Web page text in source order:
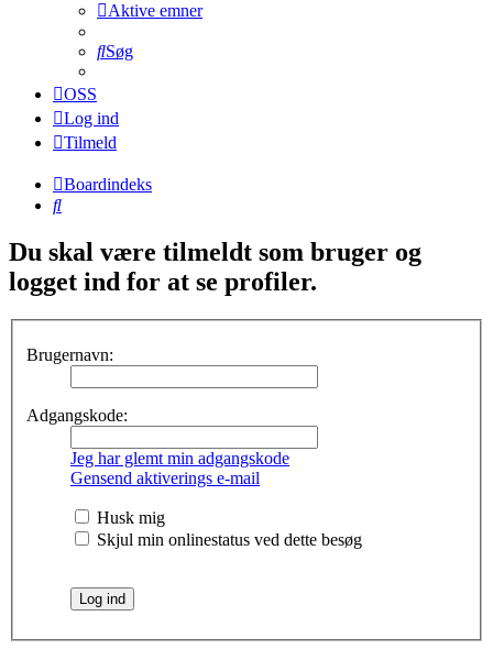
Aktive emner
Søg
OSS
Log ind
Tilmeld
Boardindeks
Søg
Du skal være tilmeldt som bruger og
logget ind for at se profiler.
Brugernavn:
Adgangskode:
Jeg har glemt min adgangskode
Gensend aktiverings e-mail
Husk mig
Skjul min onlinestatus ved dette besøg